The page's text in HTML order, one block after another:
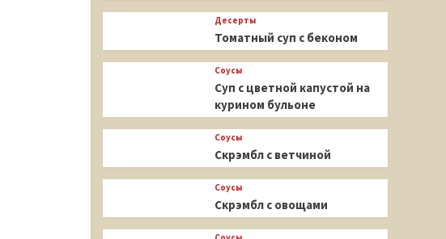
Десерты
Томатный суп с беконом
Соусы
Суп с цветной капустой на
курином бульоне
Соусы
Скрэмбл с ветчиной
Соусы
Скрэмбл с овощами